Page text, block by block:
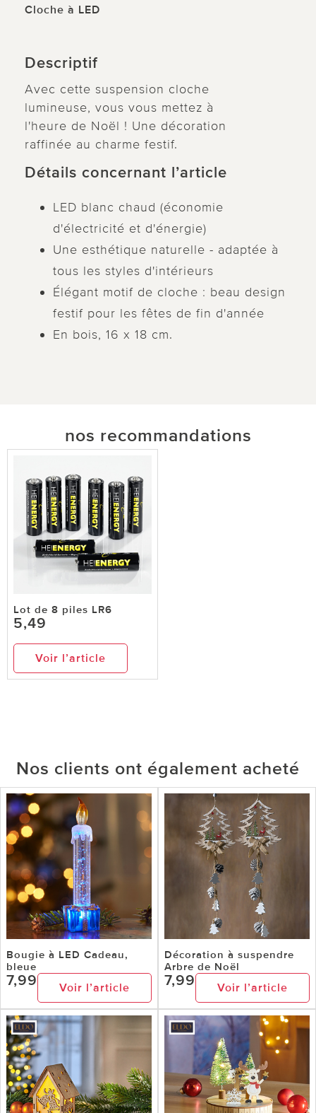
Cloche à LED
Descriptif
Avec cette suspension cloche
lumineuse, vous vous mettez à
l'heure de Noël ! Une décoration
raffinée au charme festif.
Détails concernant l’article
LED blanc chaud (économie
d'électricité et d'énergie)
Une esthétique naturelle - adaptée à
tous les styles d'intérieurs
Élégant motif de cloche : beau design
festif pour les fêtes de fin d'année
En bois, 16 x 18 cm.
nos recommandations
Lot de 8 piles LR6
5,49
Voir l’article
Nos clients ont également acheté
Bougie à LED Cadeau,
bleue
7,99 Voir l’article
Décoration à suspendre
Arbre de Noël
7,99 Voir l’article